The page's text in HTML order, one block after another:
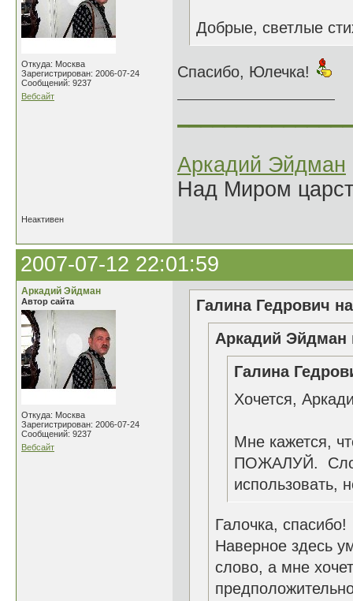
Откуда: Москва
Зарегистрирован: 2006-07-24
Сообщений: 9237
Вебсайт
Добрые, светлые
Спасибо, Юлечка!
Аркадий Эйдман
Над Миром
Неактивен
2007-07-12 22:01:59
Аркадий Эйдман
Автор сайта
Откуда: Москва
Зарегистрирован: 2006-07-24
Сообщений: 9237
Вебсайт
Галина Гедрович
Аркадий Эйдман
Галина
Хочется,
Мне кажется,
ПОЖАЛУЙ.
использовать,
Галочка, спасибо!
Наверное здесь
слово, а мне